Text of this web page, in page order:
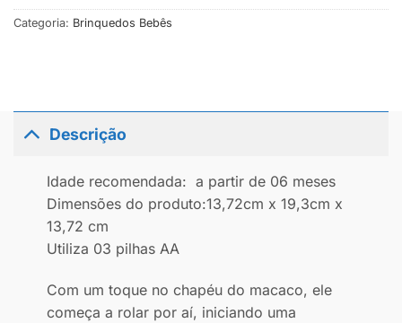
Categoria: Brinquedos Bebês
Descrição
Idade recomendada: a partir de 06 meses
Dimensões do produto:13,72cm x 19,3cm x
13,72 cm
Utiliza 03 pilhas AA
Com um toque no chapéu do macaco, ele
começa a rolar por aí, iniciando uma